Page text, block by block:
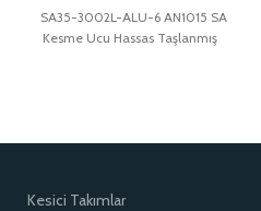
SA35-3002L-ALU-6 AN1015 SA
Kesme Ucu Hassas Taşlanmış
Kesici Takımlar